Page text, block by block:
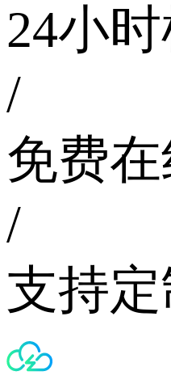
24小
/
免费
/
支持